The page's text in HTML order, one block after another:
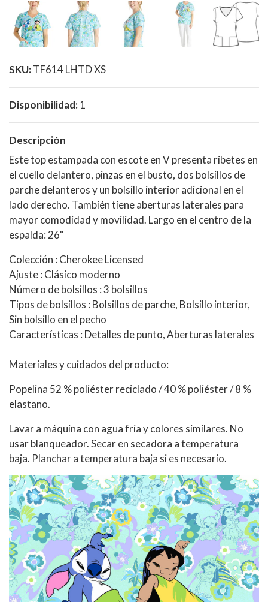
SKU:TF614 LHTD XS
Disponibilidad:1
Descripción
Este top estampada con escote en V presenta ribetes en
el cuello delantero, pinzas en el busto, dos bolsillos de
parche delanteros y un bolsillo interior adicional en el
lado derecho. También tiene aberturas laterales para
mayor comodidad y movilidad. Largo en el centro de la
espalda: 26"
Colección : Cherokee Licensed
Ajuste : Clásico moderno
Número de bolsillos : 3 bolsillos
Tipos de bolsillos : Bolsillos de parche, Bolsillo interior,
Sin bolsillo en el pecho
Características : Detalles de punto, Aberturas laterales
Materiales y cuidados del producto:
Popelina 52 % poliéster reciclado / 40 % poliéster / 8 %
elastano.
Lavar a máquina con agua fría y colores similares. No
usar blanqueador. Secar en secadora a temperatura
baja. Planchar a temperatura baja si es necesario.